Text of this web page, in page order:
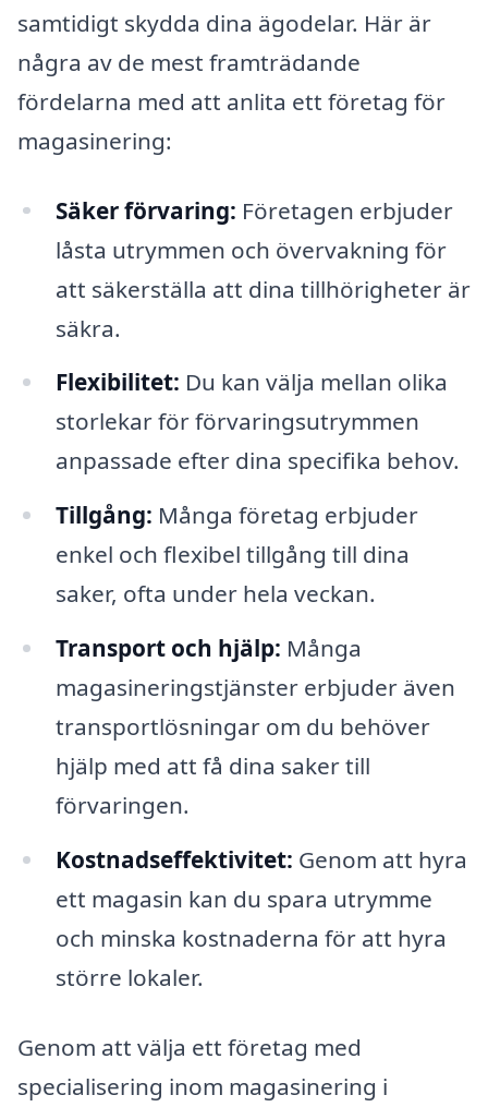
samtidigt skydda dina ägodelar. Här är
några av de mest framträdande
fördelarna med att anlita ett företag för
magasinering:
Säker förvaring: Företagen erbjuder
låsta utrymmen och övervakning för
att säkerställa att dina tillhörigheter är
säkra.
Flexibilitet: Du kan välja mellan olika
storlekar för förvaringsutrymmen
anpassade efter dina specifika behov.
Tillgång: Många företag erbjuder
enkel och flexibel tillgång till dina
saker, ofta under hela veckan.
Transport och hjälp: Många
magasineringstjänster erbjuder även
transportlösningar om du behöver
hjälp med att få dina saker till
förvaringen.
Kostnadseffektivitet: Genom att hyra
ett magasin kan du spara utrymme
och minska kostnaderna för att hyra
större lokaler.
Genom att välja ett företag med
specialisering inom magasinering i